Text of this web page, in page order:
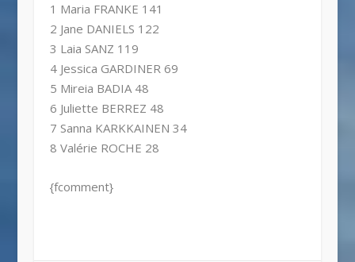
1 Maria FRANKE 141
2 Jane DANIELS 122
3 Laia SANZ 119
4 Jessica GARDINER 69
5 Mireia BADIA 48
6 Juliette BERREZ 48
7 Sanna KARKKAINEN 34
8 Valérie ROCHE 28
{fcomment}